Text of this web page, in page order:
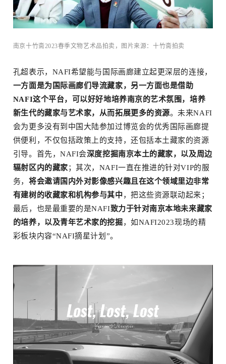
南京十竹斋2023春季文物艺术品拍卖，图片来源：十竹斋拍卖
孔超表示，NAFI希望能与国际画廊建立起更深层的连接，
一方面是为国际画廊们导流藏家，另一方面也是借助
NAFI这个平台，可以好好地培养南京的艺术氛围，培养
新生代的藏家与艺术家，从而拓展更多的资源。未来NAFI
会为更多没有到中国大陆参加过博览会的优秀国际画廊提
供便利，不仅包括政策上的支持，还包括本土藏家的资源
引导。首先，NAFI会深度挖掘南京本土的藏家，以及周边
辐射区内的藏家；其次，NAFI一直在推进的针对VIP的服
务， 将会邀请国内外对影像感兴趣且在这个领域里边非常
有建树的收藏家和机构参与其中，把这些资源联动起来；
最后，也是最重要的是NAFI致力于针对南京本地未来藏家
的培养，以及青年艺术家的挖掘，如NAFI2023现场的精
彩板块内容“NAFI摘星计划”。